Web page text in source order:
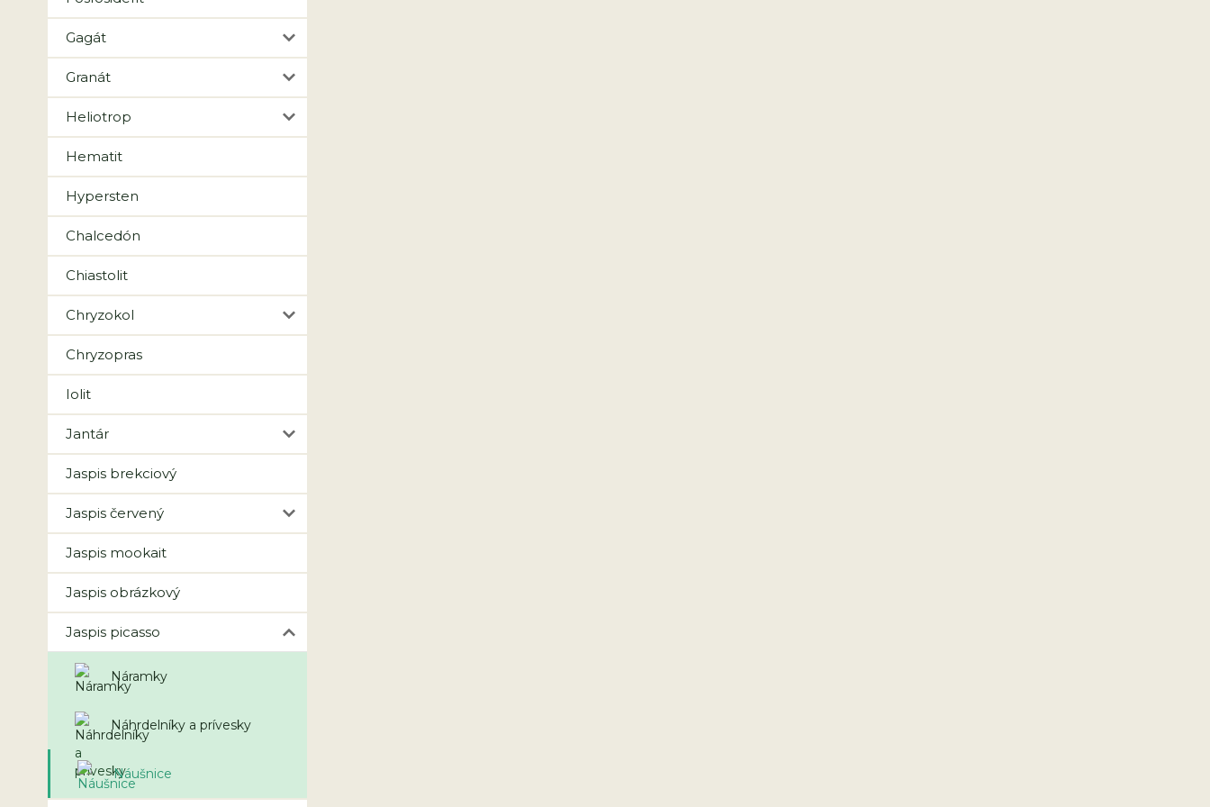
Gagát
Granát
Heliotrop
Hematit
Hypersten
Chalcedón
Chiastolit
Chryzokol
Chryzopras
Iolit
Jantár
Jaspis brekciový
Jaspis červený
Jaspis mookait
Jaspis obrázkový
Jaspis picasso
Náramky
Náhrdelníky a prívesky
Náušnice